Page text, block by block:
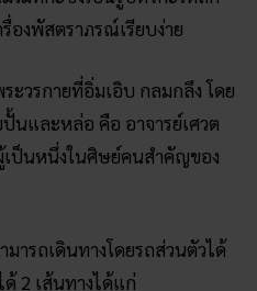
ลข 35 ผ่านจังหวัด สมุทรสาคร
ายเข้าถนนเพชรเกษม เส้น
น Bypass ชะอํา – ปราณบุรี
มหาวิทยาลัยตั้งอยู่ทาง ขวามือ
วมระยะทาง ประมาณ 200
ประมาณ 2 ชั่วโมง